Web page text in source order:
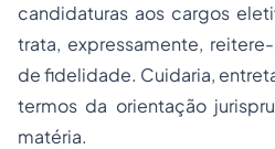
candidaturas aos cargos
trata, expressamente,
de fidelidade. Cuidaria,
termos da orientação
matéria.